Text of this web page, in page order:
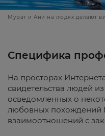
Мурат и Ани на людях делают
Специфика
На просторах
свидетельства людей
осведомленных о
любовных похождений
взаимоотношений с